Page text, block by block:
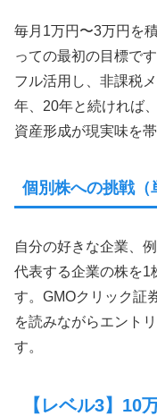
毎月1万円〜3万円を
っての最初の目標で
フル活用し、非課税
年、20年と続ければ
資産形成が現実味を帯
個別株への挑戦（
自分の好きな企業、
代表する企業の株を1
す。GMOクリック証
を読みながらエント
す。
【レベル3】10